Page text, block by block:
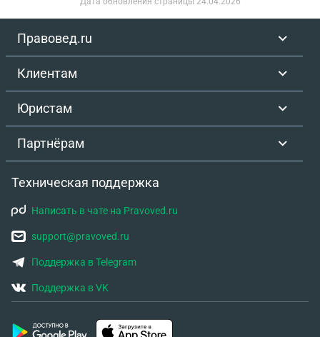
продаю за 3 млн . Старый собственник авто
отказался переоформлять договор с реальной
суммой своей бывшей машины - сказав что ему
делали чтобы ему не платить такого большого
налога - а теперь налог придется этот мне
оплачивать .
Правовед.ru
Клиентам
Юристам
Партнёрам
Техническая поддержка
Написать в чате на Pravoved.ru
support@pravoved.ru
Поддержка в Telegram
Поддержка в VK